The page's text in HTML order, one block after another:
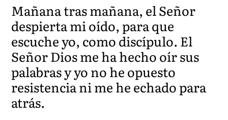
Mañana tras mañana, el Señor
despierta mi oído, para que
escuche yo, como discípulo. El
Señor Dios me ha hecho oír sus
palabras yyo no he opuesto
resistencia ni me he echado para
atrás.